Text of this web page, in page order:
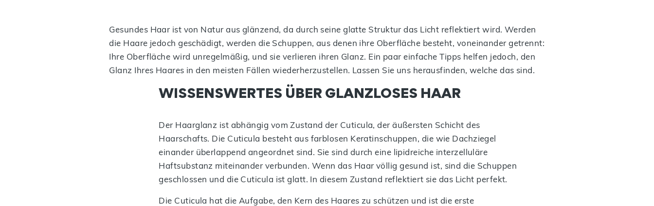
Gesundes Haar ist von Natur aus glänzend, da durch seine glatte Struktur das Licht reflektiert wird. Werden
die Haare jedoch geschädigt, werden die Schuppen, aus denen ihre Oberfläche besteht, voneinander getrennt:
Ihre Oberfläche wird unregelmäßig, und sie verlieren ihren Glanz. Ein paar einfache Tipps helfen jedoch, den
Glanz Ihres Haares in den meisten Fällen wiederherzustellen. Lassen Sie uns herausfinden, welche das sind.
WISSENSWERTES ÜBER GLANZLOSES HAAR
Der Haarglanz ist abhängig vom Zustand der Cuticula, der äußersten Schicht des
Haarschafts. Die Cuticula besteht aus farblosen Keratinschuppen, die wie Dachziegel
einander überlappend angeordnet sind. Sie sind durch eine lipidreiche interzelluläre
Haftsubstanz miteinander verbunden. Wenn das Haar völlig gesund ist, sind die Schuppen
geschlossen und die Cuticula ist glatt. In diesem Zustand reflektiert sie das Licht perfekt.
Die Cuticula hat die Aufgabe, den Kern des Haares zu schützen und ist die erste